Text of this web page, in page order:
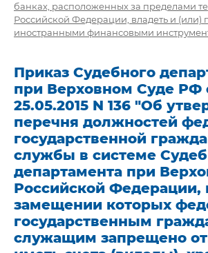
банках, расположенных за пределами
Российской Федерации, владеть и (или)
иностранными финансовыми
Приказ Судебного
при Верховном Суде РФ
25.05.2015 N 136 "Об
перечня должностей
государственной
службы в системе
департамента при
Российской Федерации,
замещении которых
государственным
служащим запрещено